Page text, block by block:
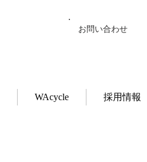
お問い合わせ
WAcycle 採用情報